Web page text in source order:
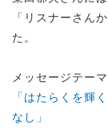
「リスナーさん
た。
メッセージテーマ
「はたらくを輝
なし」